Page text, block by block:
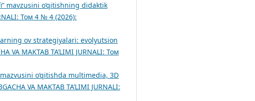
mavzusini o‘qitishning didaktik
Том 4 № 4 (2026):
ov strategiyalari: evolyutsion
VA MAKTAB TA’LIMI JURNALI: Том
o‘qitishda multimedia, 3D
VA MAKTAB TA’LIMI JURNALI: